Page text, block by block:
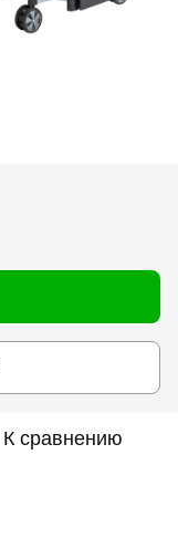
К сравнению